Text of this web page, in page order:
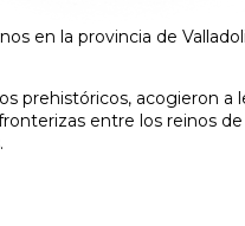
en la provincia de
prehistóricos, acogieron
entre los reinos